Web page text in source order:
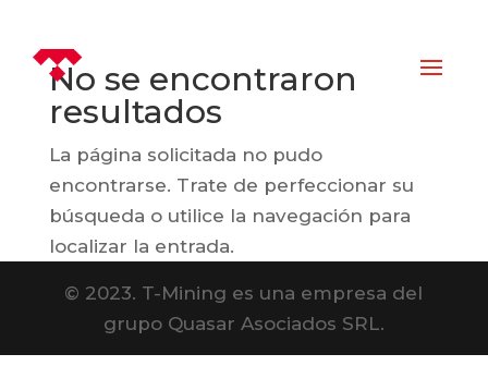
No se encontraron
resultados
La página solicitada no pudo
encontrarse. Trate de perfeccionar su
búsqueda o utilice la navegación para
localizar la entrada.
© 2023. T-Mining es una empresa del
grupo Quasar Asociados SRL.